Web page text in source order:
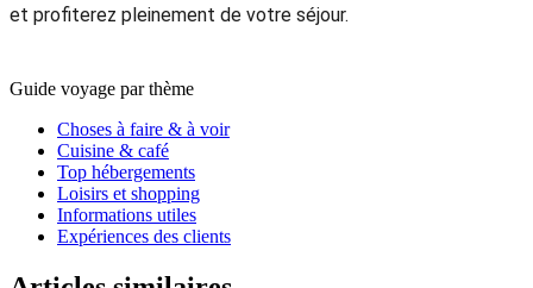
Comment se déplacer efficacement en 3 jours ?
Quartier, où la majorité des sites, cafés et restaurants sont
concentrés à courte distance les uns des autres. Pour les
trajets un peu plus longs, l’application Grab constitue une
solution pratique, économique et transparente en termes de
prix, tandis que les taxis officiels restent une option
confortable. Il est recommandé d’éviter les heures de pointe,
généralement entre 7h30 et 9h et entre 16h30 et 18h30, afin